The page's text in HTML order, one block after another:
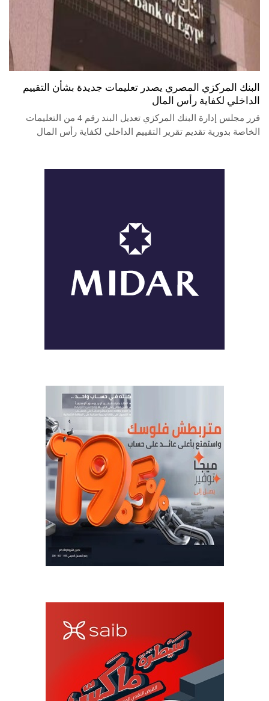
البنك المركزي المصري يصدر تعليمات جديدة بشأن التقييم
الداخلي لكفاية رأس المال
قرر مجلس إدارة البنك المركزي تعديل البند رقم 4 من التعليمات
الخاصة بدورية تقديم تقرير التقييم الداخلي لكفاية رأس المال